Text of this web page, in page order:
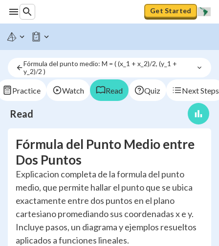
Get Started
Fórmula del punto medio: M = ( (x_1 + x_2)/2, (y_1 +
y_2)/2 )
Practice Watch Read Quiz Next Steps
Read
Fórmula del Punto Medio entre
Dos Puntos
Explicacion completa de la formula del punto
medio, que permite hallar el punto que se ubica
exactamente entre dos puntos en el plano
cartesiano promediando sus coordenadas x e y.
Incluye pasos, un diagrama y ejemplos resueltos
aplicados a funciones lineales.